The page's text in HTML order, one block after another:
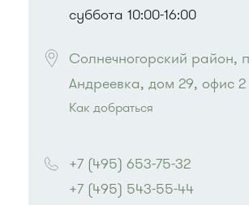
суббота 10:00-16:00
Солнечногорский район,
Андреевка, дом 29, офис 2
Как добраться
Автобусы № 17, 20.
Маршрутка № 417м, 479м
или до остановки"15
+7 (495) 653-75-32
+7 (495) 543-55-44